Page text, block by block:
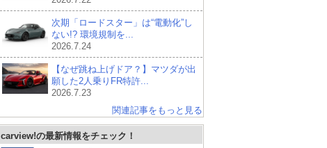
次期「ロードスター」は“電動化”し
ない!? 環境規制を...
2026.7.24
【なぜ跳ね上げドア？】マツダが出
願した2人乗りFR特許...
2026.7.23
関連記事をもっと見る
carview!の最新情報をチェック！